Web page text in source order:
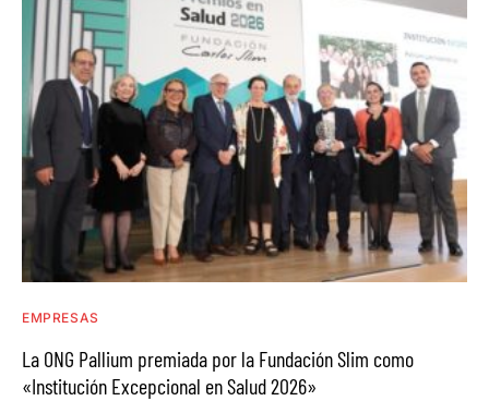
EMPRESAS
La ONG Pallium premiada por la Fundación Slim como
«Institución Excepcional en Salud 2026»